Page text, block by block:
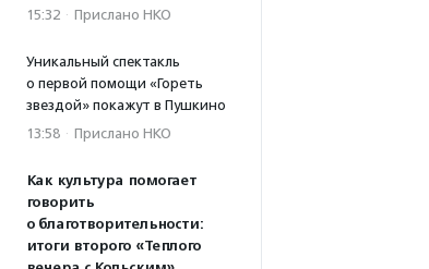
15:32 · Прислано НКО
Уникальный спектакль
о первой помощи «Гореть
звездой» покажут в Пушкино
13:58 · Прислано НКО
Как культура помогает
говорить
о благотворительности:
итоги второго «Теплого